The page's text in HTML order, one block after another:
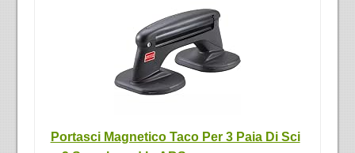
Portasci Magnetico Taco Per 3 Paia Di Sci